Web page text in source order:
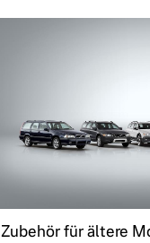
Zubehör für ältere